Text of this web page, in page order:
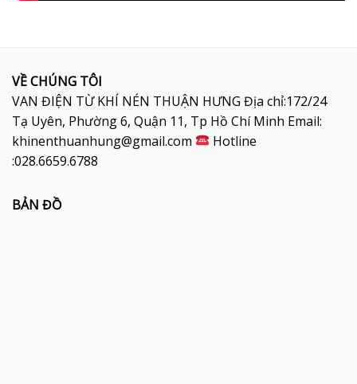
VỀ CHÚNG TÔI
VAN ĐIỆN TỪ KHÍ NÉN THUẬN HƯNG Địa chỉ:172/24
Tạ Uyên, Phường 6, Quận 11, Tp Hồ Chí Minh Email:
khinenthuanhung@gmail.com
Hotline
:028.6659.6788
BẢN ĐỒ